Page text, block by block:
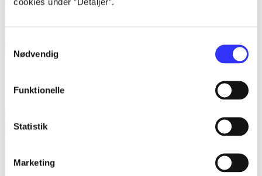
Nødvendig
Funktionelle
Statistik
Marketing
Sebastian Fitzek (f. 1971)